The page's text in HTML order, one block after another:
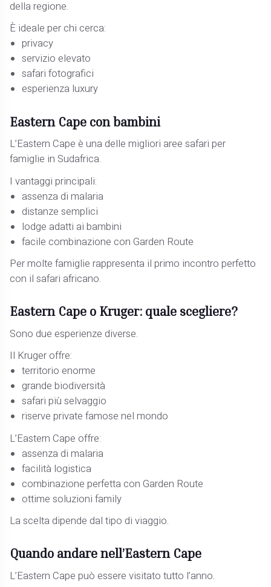
della regione.
È ideale per chi cerca:
privacy
servizio elevato
safari fotografici
esperienza luxury
Eastern Cape con bambini
L’Eastern Cape è una delle migliori aree safari per
famiglie in Sudafrica.
I vantaggi principali:
assenza di malaria
distanze semplici
lodge adatti ai bambini
facile combinazione con Garden Route
Per molte famiglie rappresenta il primo incontro perfetto
con il safari africano.
Eastern Cape o Kruger: quale scegliere?
Sono due esperienze diverse.
Il Kruger offre:
territorio enorme
grande biodiversità
safari più selvaggio
riserve private famose nel mondo
L’Eastern Cape offre:
assenza di malaria
facilità logistica
combinazione perfetta con Garden Route
ottime soluzioni family
La scelta dipende dal tipo di viaggio.
Quando andare nell’Eastern Cape
L’Eastern Cape può essere visitato tutto l’anno.